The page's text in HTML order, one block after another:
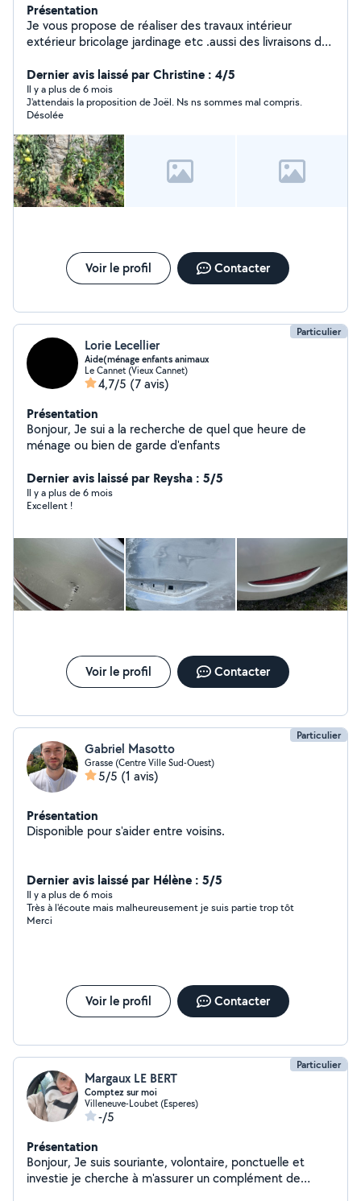
Présentation
Je vous propose de réaliser des travaux intérieur
extérieur bricolage jardinage etc .aussi des livraisons de
accompagnement aidé à la conduite etc...
Dernier avis laissé par Christine : 4/5
Il y a plus de 6 mois
J'attendais la proposition de Joël. Ns ns sommes mal compris.
Désolée
Voir le profil Contacter
Particulier
Lorie Lecellier
Aide(ménage enfants animaux
Le Cannet (Vieux Cannet)
4,7/5 (7 avis)
Présentation
Bonjour, Je sui a la recherche de quel que heure de
ménage ou bien de garde d'enfants
Dernier avis laissé par Reysha : 5/5
Il y a plus de 6 mois
Excellent !
Voir le profil Contacter
Particulier
Gabriel Masotto
Grasse (Centre Ville Sud-Ouest)
5/5 (1 avis)
Présentation
Disponible pour s'aider entre voisins.
Dernier avis laissé par Hélène : 5/5
Il y a plus de 6 mois
Très à l'écoute mais malheureusement je suis partie trop tôt
Merci
Voir le profil Contacter
Particulier
Margaux LE BERT
Comptez sur moi
Villeneuve-Loubet (Esperes)
-/5
Présentation
Bonjour, Je suis souriante, volontaire, ponctuelle et
investie je cherche à m'assurer un complément de